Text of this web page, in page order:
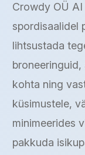
Crowdy OÜ
spordisaalidel
lihtsustada
kohta ning
küsimustele,
minimeerides
pakkuda